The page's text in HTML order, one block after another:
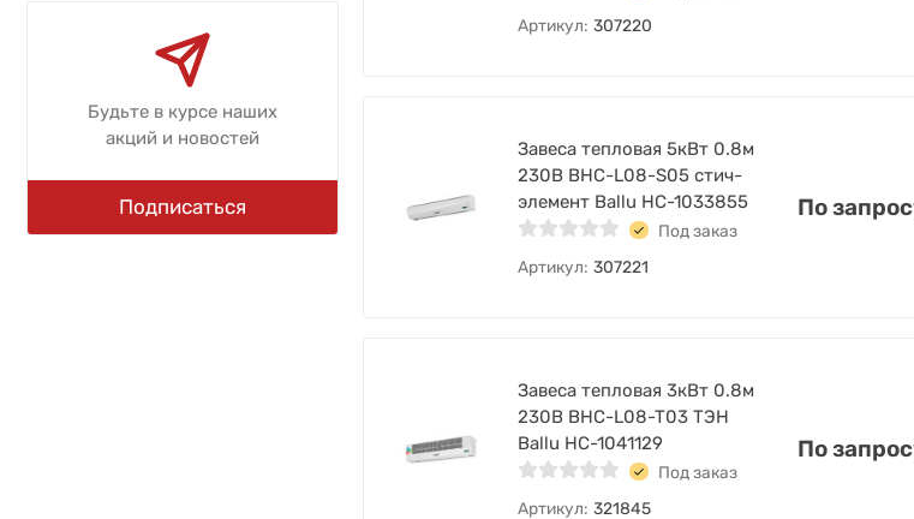
Будьте в курсе наших
акций и новостей
Подписаться
Артикул: 307220
Завеса тепловая 5кВт 0.8м
230В BHC-L08-S05 стич-
элемент Ballu НС-1033855
Под заказ
Артикул: 307221
По
Завеса тепловая 3кВт 0.8м
230В BHC-L08-T03 ТЭН
Ballu НС-1041129
Под заказ
Артикул: 321845
По